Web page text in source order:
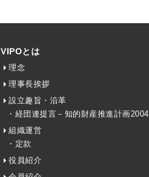
VIPOとは
理念
理事長挨拶
設立趣旨・沿革
・経団連提言－知的財産推進計画2004
組織運営
・定款
役員紹介